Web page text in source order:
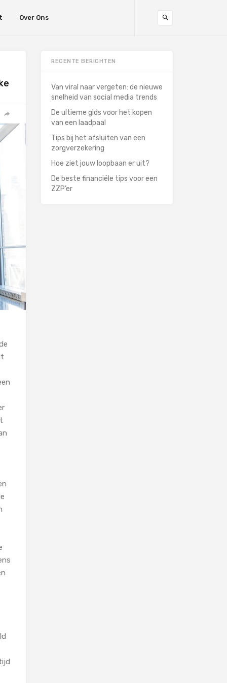
Over Ons
RECENTE BERICHTEN
Van viral naar vergeten: de nieuwe
snelheid van social media trends
De ultieme gids voor het kopen
van een laadpaal
Tips bij het afsluiten van een
zorgverzekering
Hoe ziet jouw loopbaan er uit?
De beste financiële tips voor een
ZZP’er